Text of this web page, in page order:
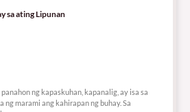
sa ating Lipunan
ng kapaskuhan, kapanalig, ay isa sa
ng marami ang kahirapan ng buhay. Sa